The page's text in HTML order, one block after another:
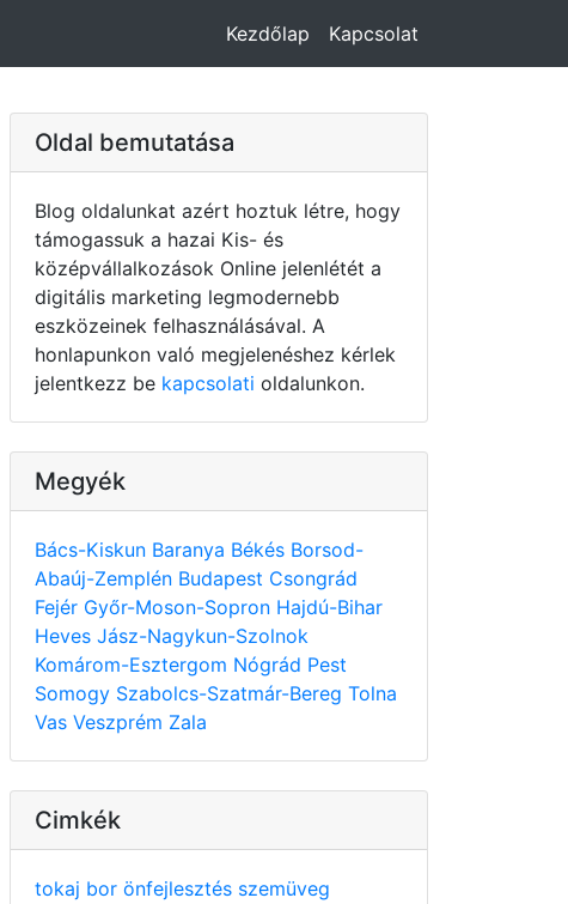
Kezdőlap Kapcsolat
Oldal bemutatása
Blog oldalunkat azért hoztuk létre, hogy
támogassuk a hazai Kis- és
középvállalkozások Online jelenlétét a
digitális marketing legmodernebb
eszközeinek felhasználásával. A
honlapunkon való megjelenéshez kérlek
jelentkezz be kapcsolati oldalunkon.
Megyék
Bács-Kiskun Baranya Békés Borsod-
Abaúj-Zemplén Budapest Csongrád
Fejér Győr-Moson-Sopron Hajdú-Bihar
Heves Jász-Nagykun-Szolnok
Komárom-Esztergom Nógrád Pest
Somogy Szabolcs-Szatmár-Bereg Tolna
Vas Veszprém Zala
Cimkék
tokaj bor önfejlesztés szemüveg